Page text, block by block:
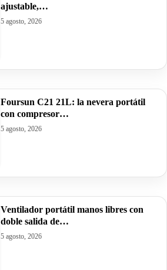
ajustable,…
5 agosto, 2026
Foursun C21 21L: la nevera portátil
con compresor…
5 agosto, 2026
Ventilador portátil manos libres con
doble salida de…
5 agosto, 2026